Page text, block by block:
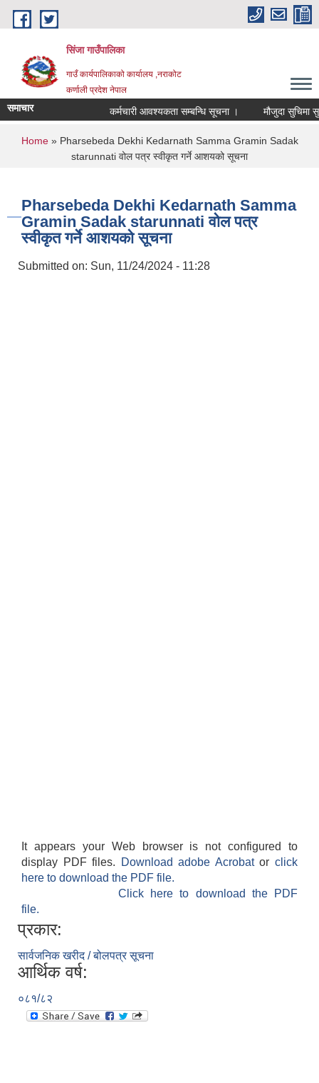
Skip to main content
सिंजा गाउँपालिका
गाउँ कार्यपालिकाको कार्यालय ,नराकोट
कर्णाली प्रदेश नेपाल
समाचार कर्मचारी आवश्यकता सम्बन्धि सूचना । मौजुदा सुचिमा
You are here
Home» Pharsebeda Dekhi Kedarnath Samma Gramin Sadak
starunnati वोल पत्र स्वीकृत गर्ने आशयको सूचना
Pharsebeda Dekhi Kedarnath Samma
Gramin Sadak starunnati वोल पत्र
स्वीकृत गर्ने आशयको सूचना
Submitted on: Sun, 11/24/2024 - 11:28
It appears your Web browser is not configured to
display PDF files.
Download adobe Acrobatorclick
here to download the PDF file.
Click here to download the PDF
file.
प्रकार:
सार्वजनिक खरीद / बोलपत्र सूचना
आर्थिक वर्ष:
०८१/८२